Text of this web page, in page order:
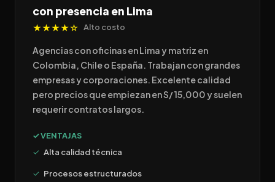
con presencia en Lima
★★★★☆ Alto costo
Agencias con oficinas en Lima y matriz en
Colombia, Chile o España. Trabajan con grandes
empresas y corporaciones. Excelente calidad
pero precios que empiezan en S/ 15,000 y suelen
requerir contratos largos.
✓ VENTAJAS
Alta calidad técnica
Procesos estructurados